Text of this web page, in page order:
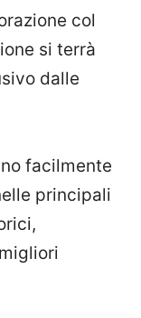
col
si terrà
dalle
facilmente
principali